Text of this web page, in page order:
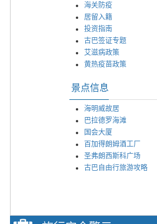
海关防疫
居留入籍
投资指南
古巴签证专题
艾滋病政策
黄热疫苗政策
景点信息
海明威故居
巴拉德罗海滩
国会大厦
百加得朗姆酒工厂
圣弗朗西斯科广场
古巴自由行旅游攻略